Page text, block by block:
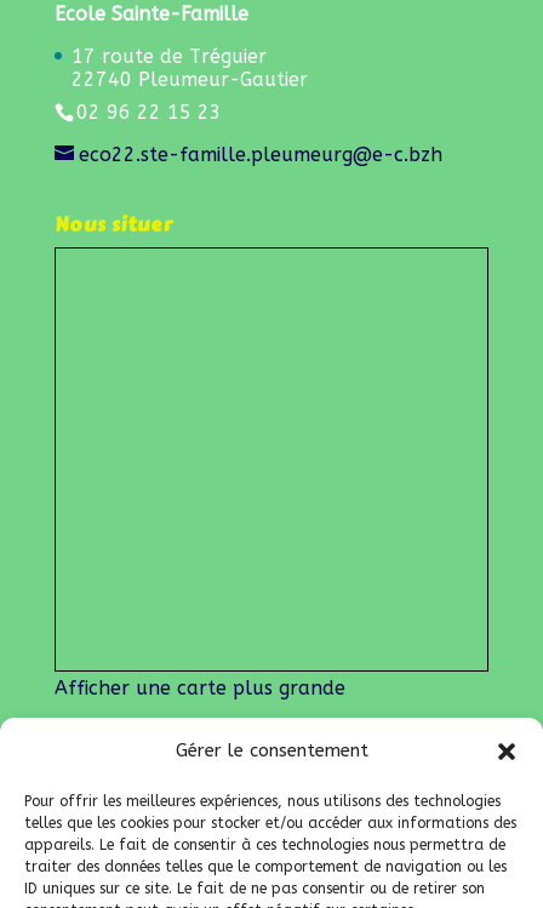
Gérer le consentement
Pour offrir les meilleures expériences, nous utilisons des technologies
telles que les cookies pour stocker et/ou accéder aux informations des
appareils. Le fait de consentir à ces technologies nous permettra de
traiter des données telles que le comportement de navigation ou les
ID uniques sur ce site. Le fait de ne pas consentir ou de retirer son
Ecole Sainte-Famille
17 route de Tréguier
22740 Pleumeur-Gautier
02 96 22 15 23
eco22.ste-famille.pleumeurg@e-c.bzh
Nous situer
Afficher une carte plus grande
Lien admin
Mentions légales